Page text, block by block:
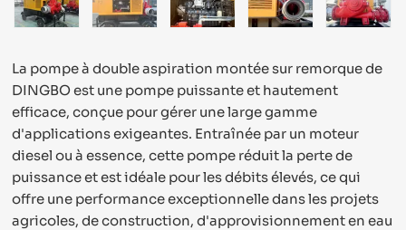
La pompe à double aspiration montée sur remorque de
DINGBO est une pompe puissante et hautement
efficace, conçue pour gérer une large gamme
d'applications exigeantes. Entraînée par un moteur
diesel ou à essence, cette pompe réduit la perte de
puissance et est idéale pour les débits élevés, ce qui
offre une performance exceptionnelle dans les projets
agricoles, de construction, d'approvisionnement en eau